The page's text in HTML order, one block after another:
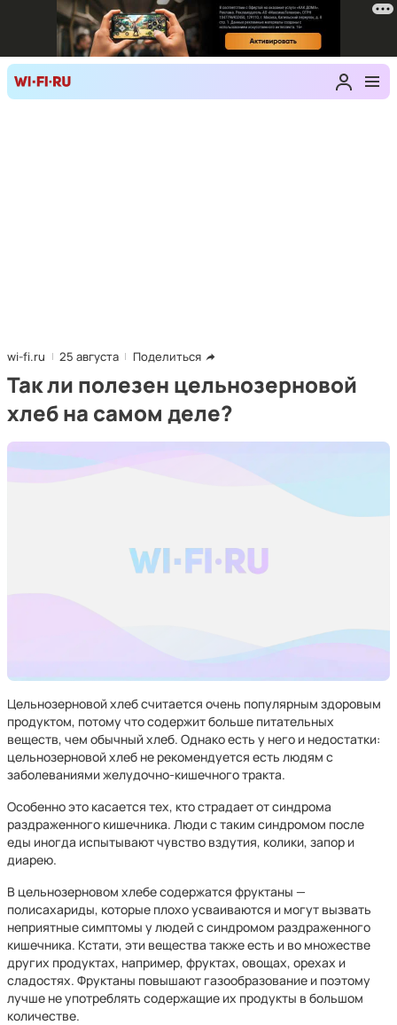
wi-fi.ru 25 августа Поделиться
Так ли полезен цельнозерновой
хлеб на самом деле?
Цельнозерновой хлеб считается очень популярным здоровым
продуктом, потому что содержит больше питательных
веществ, чем обычный хлеб. Однако есть у него и недостатки:
цельнозерновой хлеб не рекомендуется есть людям с
заболеваниями желудочно-кишечного тракта.
Особенно это касается тех, кто страдает от синдрома
раздраженного кишечника. Люди с таким синдромом после
еды иногда испытывают чувство вздутия, колики, запор и
диарею.
В цельнозерновом хлебе содержатся фруктаны —
полисахариды, которые плохо усваиваются и могут вызвать
неприятные симптомы у людей с синдромом раздраженного
кишечника. Кстати, эти вещества также есть и во множестве
других продуктах, например, фруктах, овощах, орехах и
сладостях. Фруктаны повышают газообразование и поэтому
лучше не употреблять содержащие их продукты в большом
количестве.